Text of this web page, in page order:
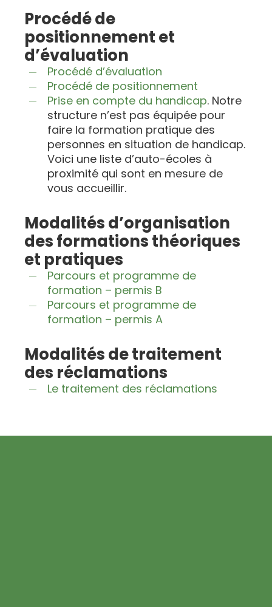
Procédé de
positionnement et
d’évaluation
Procédé d’évaluation
Procédé de positionnement
Prise en compte du handicap. Notre
structure n’est pas équipée pour
faire la formation pratique des
personnes en situation de handicap.
Voici une liste d’auto-écoles à
proximité qui sont en mesure de
vous accueillir.
Modalités d’organisation
des formations théoriques
et pratiques
Parcours et programme de
formation – permis B
Parcours et programme de
formation – permis A
Modalités de traitement
des réclamations
Le traitement des réclamations